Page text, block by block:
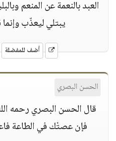
العبد بالنعمة عن المنعم
يبتلي ليعذّب
أضف للمفضلة
الحسن البصري
قال الحسن البصري رحمه
فإن عصتْك في الطاعة